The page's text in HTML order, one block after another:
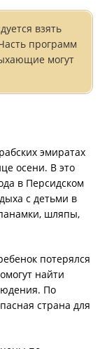
взять
программ
могут
эмиратах
осени. В это
в Персидском
с детьми в
шляпы,
потерялся
найти
По
страна для